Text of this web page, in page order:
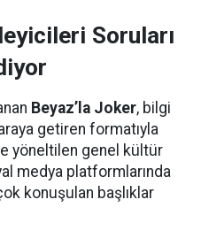
Soruları
Beyaz’la Joker, bilgi
getiren formatıyla
yöneltilen genel kültür
medya platformlarında
konuşulan başlıklar